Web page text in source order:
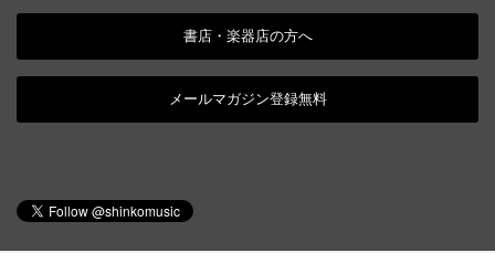
書店・楽器店の方へ
メールマガジン登録無料